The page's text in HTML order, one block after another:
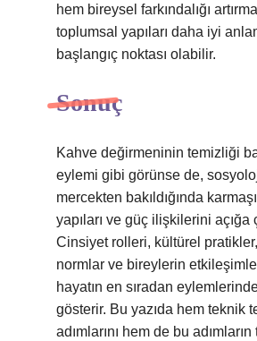
hem bireysel farkındalığı
toplumsal yapıları daha iyi
başlangıç noktası olabilir.
Sonuç
Kahve değirmeninin temizliği
eylemi gibi görünse de,
mercekten bakıldığında
yapıları ve güç ilişkilerini açığa
Cinsiyet rolleri, kültürel
normlar ve bireylerin
hayatın en sıradan
gösterir. Bu yazıda hem teknik
adımlarını hem de bu